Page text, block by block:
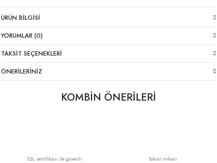
ÜRÜN BILGISI
YORUMLAR (0)
TAKSIT SEÇENEKLERI
ÖNERILERINIZ
KOMBİN ÖNERİLERİ
SSL sertifikası ile güvenli Taksit imkanı